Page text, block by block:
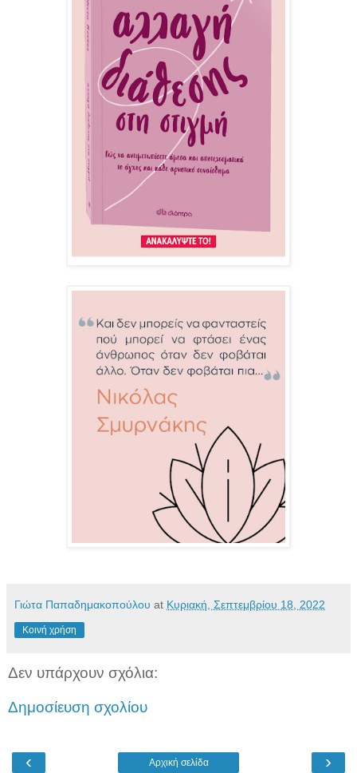
Γιώτα Παπαδημακοπούλου at Κυριακή, Σεπτεμβρίου 18, 2022
Κοινή χρήση
Δεν υπάρχουν σχόλια:
Δημοσίευση σχολίου
‹ ›
Αρχική σελίδα